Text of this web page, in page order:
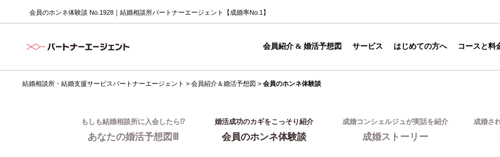
会員のホンネ体験談 No.1928｜結婚相談所パートナーエージェント【成婚率No.1】
会員紹介 & 婚活予想図 サービス はじめての方へ コースと料
結婚相談所・結婚支援サービスパートナーエージェント > 会員紹介＆婚活予想図 > 会員のホンネ体験談
もしも結婚相談所に入会したら⁉
あなたの婚活予想図Ⅲ
婚活成功のカギをこっそり紹介
会員のホンネ体験談
成婚コンシェルジュが実話を紹介
成婚ストーリー
成婚さ